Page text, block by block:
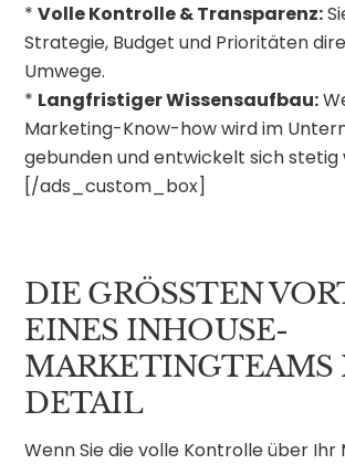
*Volle Kontrolle & Transparenz:
Strategie, Budget und Prioritäten
Umwege.
* Langfristiger Wissensaufbau:
Marketing-Know-how wird im
gebunden und entwickelt sich stetig
[/ads_custom_box]
DIE GRÖSSTEN
INES INHOUSE-M
ARKETINGTEAMS
ETAIL
Wenn Sie die volle Kontrolle über